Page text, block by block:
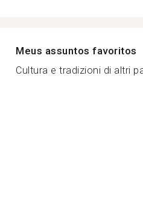
Meus assuntos favoritos
Cultura e tradizioni di altri